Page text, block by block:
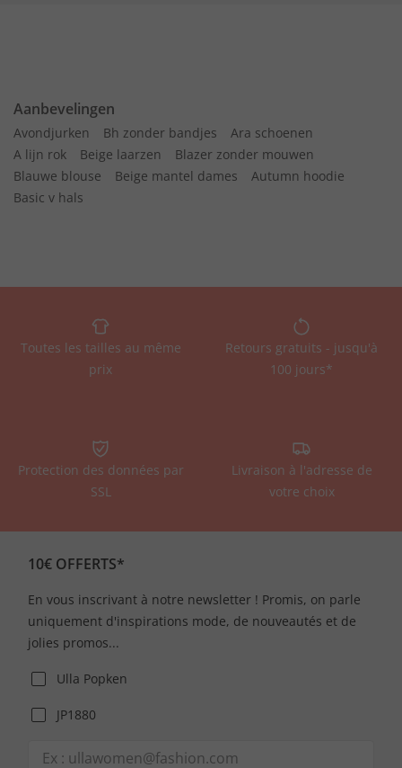
Aanbevelingen
Avondjurken Bh zonder bandjes
Ara schoenen
A lijn rok
Beige laarzen
Blazer zonder mouwen
Blauwe blouse
Beige mantel dames
Autumn hoodie
Basic v hals
Toutes les tailles au même
prix
Retours gratuits - jusqu'à
100 jours*
Protection des données par
SSL
Livraison à l'adresse de
votre choix
10€ OFFERTS*
En vous inscrivant à notre newsletter ! Promis, on parle
uniquement d'inspirations mode, de nouveautés et de
jolies promos...
Ulla Popken
JP1880